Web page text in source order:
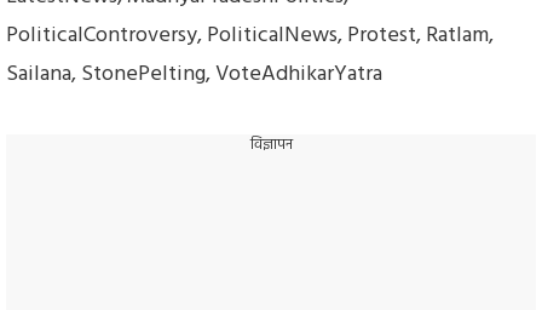
PoliticalControversy,PoliticalNews,Protest,Ratlam,
Sailana,StonePelting,VoteAdhikarYatra
विज्ञापन